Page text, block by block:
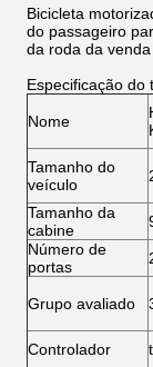
Bicicleta
do passageiro
da roda da venda
Especificação do
Nome
Tamanho do
veículo
Tamanho da
cabine
Número de
portas
Grupo avaliado
Controlador